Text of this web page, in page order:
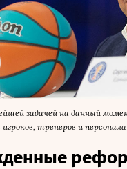
задачей на данный
тренеров и персонала